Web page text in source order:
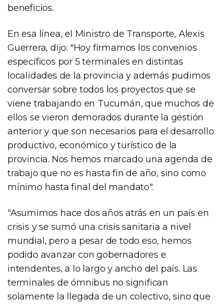
beneficios.
En esa línea, el Ministro de Transporte, Alexis
Guerrera, dijo: "Hoy firmamos los convenios
específicos por 5 terminales en distintas
localidades de la provincia y además pudimos
conversar sobre todos los proyectos que se
viene trabajando en Tucumán, que muchos de
ellos se vieron demorados durante la gestión
anterior y que son necesarios para el desarrollo
productivo, económico y turístico de la
provincia. Nos hemos marcado una agenda de
trabajo que no es hasta fin de año, sino como
mínimo hasta final del mandato".
"Asumimos hace dos años atrás en un país en
crisis y se sumó una crisis sanitaria a nivel
mundial, pero a pesar de todo eso, hemos
podido avanzar con gobernadores e
intendentes, a lo largo y ancho del país. Las
terminales de ómnibus no significan
solamente la llegada de un colectivo, sino que